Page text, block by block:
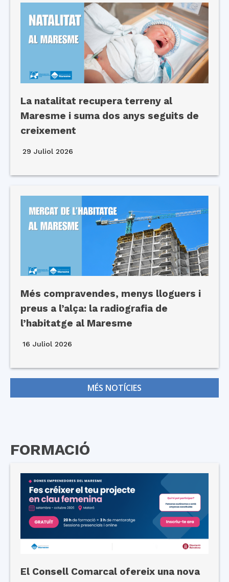
La natalitat recupera terreny al
Maresme i suma dos anys seguits de
creixement
29 Juliol 2026
Més compravendes, menys lloguers i
preus a l’alça: la radiografia de
l’habitatge al Maresme
16 Juliol 2026
MÉS NOTÍCIES
FORMACIÓ
El Consell Comarcal ofereix una nova